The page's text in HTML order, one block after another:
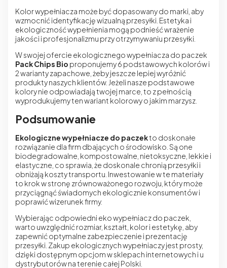
Kolor wypełniacza może być dopasowany do marki, aby
wzmocnić identyfikację wizualną przesyłki. Estetyka i
ekologiczność wypełnienia mogą podnieść wrażenie
jakości i profesjonalizmu przy otrzymywaniu przesyłki.
W swojej ofercie ekologicznego wypełniacza do paczek
Pack Chips Bio proponujemy 6 podstawowych kolorów i
2 warianty zapachowe, żeby jeszcze lepiej wyróżnić
produkty naszych klientów. Jeżeli nasze podstawowe
kolory nie odpowiadają twojej marce, to z pełnością
wyprodukujemy ten wariant kolorowy o jakim marzysz.
Podsumowanie
Ekologiczne wypełniacze do paczekto doskonałe
rozwiązanie dla firm dbających o środowisko. Są one
biodegradowalne, kompostowalne, nietoksyczne, lekkie i
elastyczne, co sprawia, że doskonale chronią przesyłki i
obniżają koszty transportu. Inwestowanie w te materiały
to krok w stronę zrównoważonego rozwoju, który może
przyciągnąć świadomych ekologicznie konsumentów i
poprawić wizerunek firmy.
Wybierając odpowiedni eko wypełniacz do paczek,
warto uwzględnić rozmiar, kształt, kolor i estetykę, aby
zapewnić optymalne zabezpieczenie i prezentację
przesyłki. Zakup ekologicznych wypełniaczy jest prosty,
dzięki dostępnym opcjom w sklepach internetowych i u
dystrybutorów na terenie całej Polski.